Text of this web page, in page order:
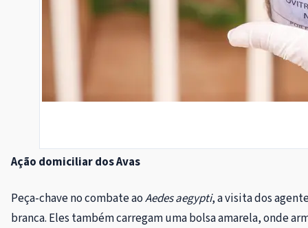
Ação domiciliar dos Avas
Peça-chave no combate aoAedes aegypti, a visita dos
branca. Eles também carregam uma bolsa amarela, onde